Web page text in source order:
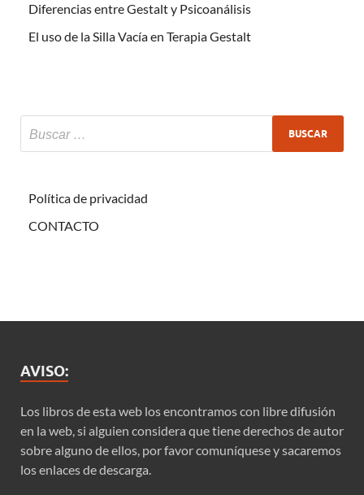
Diferencias entre Gestalt y Psicoanálisis
El uso de la Silla Vacía en Terapia Gestalt
Política de privacidad
CONTACTO
AVISO:
Los libros de esta web los encontramos con libre difusión
en la web, si alguien considera que tiene derechos de autor
sobre alguno de ellos, por favor comuníquese y sacaremos
los enlaces de descarga.